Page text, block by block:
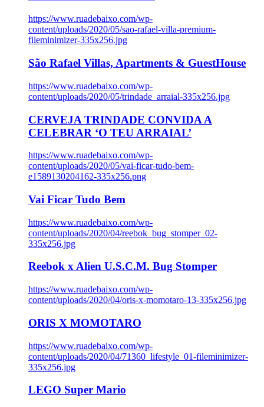
https://www.ruadebaixo.com/wp-
content/uploads/2020/05/sao-rafael-villa-premium-
fileminimizer-335x256.jpg
São Rafael Villas, Apartments & GuestHouse
https://www.ruadebaixo.com/wp-
content/uploads/2020/05/trindade_arraial-335x256.jpg
CERVEJA TRINDADE CONVIDA A
CELEBRAR ‘O TEU ARRAIAL’
https://www.ruadebaixo.com/wp-
content/uploads/2020/05/vai-ficar-tudo-bem-
e1589130204162-335x256.png
Vai Ficar Tudo Bem
https://www.ruadebaixo.com/wp-
content/uploads/2020/04/reebok_bug_stomper_02-
335x256.jpg
Reebok x Alien U.S.C.M. Bug Stomper
https://www.ruadebaixo.com/wp-
content/uploads/2020/04/oris-x-momotaro-13-335x256.jpg
ORIS X MOMOTARO
https://www.ruadebaixo.com/wp-
content/uploads/2020/04/71360_lifestyle_01-fileminimizer-
335x256.jpg
LEGO Super Mario